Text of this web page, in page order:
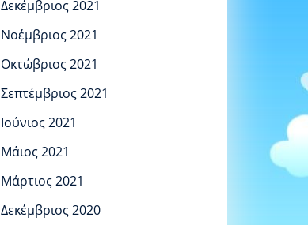
Δεκέμβριος 2021
Νοέμβριος 2021
Οκτώβριος 2021
Σεπτέμβριος 2021
Ιούνιος 2021
Μάιος 2021
Μάρτιος 2021
Δεκέμβριος 2020